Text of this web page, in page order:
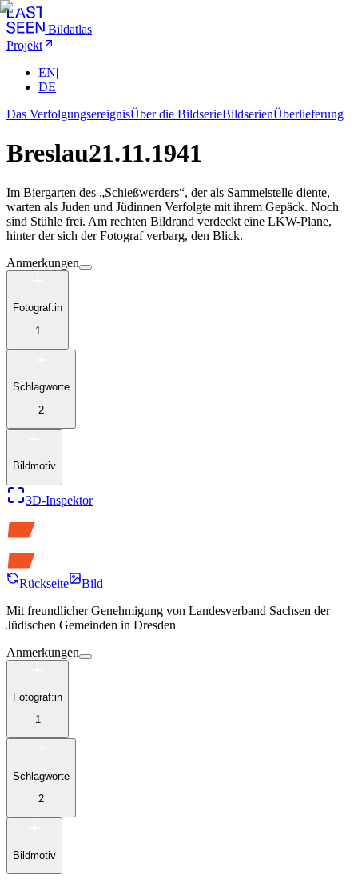
Bildatlas
Projekt
EN|
DE
Das VerfolgungsereignisÜber die BildserieBildserienÜberlieferung
Breslau21.11.1941
Im Biergarten des „Schießwerders“, der als Sammelstelle diente,
warten als Juden und Jüdinnen Verfolgte mit ihrem Gepäck. Noch
sind Stühle frei. Am rechten Bildrand verdeckt eine LKW-Plane,
hinter der sich der Fotograf verbarg, den Blick.
Anmerkungen
Fotograf:in
1
Schlagworte
2
Bildmotiv
3D-Inspektor
Rückseite
Bild
Mit freundlicher Genehmigung von Landesverband Sachsen der
Jüdischen Gemeinden in Dresden
Anmerkungen
Fotograf:in
1
Schlagworte
2
Bildmotiv